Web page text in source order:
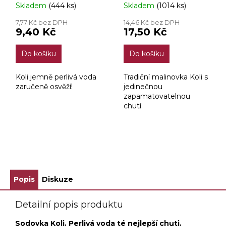
Skladem (444 ks)
7,77 Kč bez DPH
9,40 Kč
Do košíku
Koli jemně perlivá voda
zaručeně osvěží!
Skladem (1014 ks)
14,46 Kč bez DPH
17,50 Kč
Do košíku
Tradiční malinovka Koli s
jedinečnou
zapamatovatelnou
chutí.
Popis Diskuze
Detailní popis produktu
Sodovka Koli. Perlivá voda té nejlepší chuti.